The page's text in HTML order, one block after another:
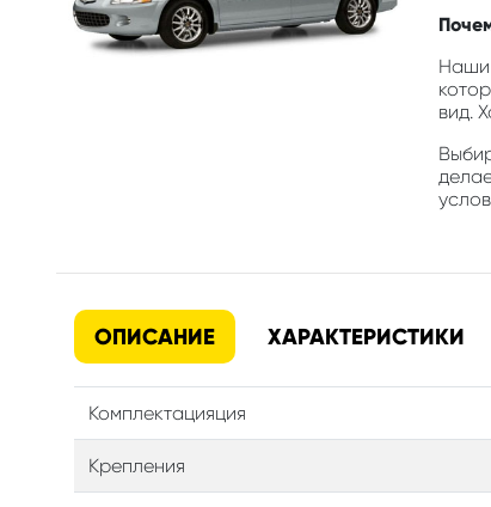
Наши
вид.
ОПИСАНИЕ ХАРАКТЕРИСТИКИ
Комплектацияция
Крепления